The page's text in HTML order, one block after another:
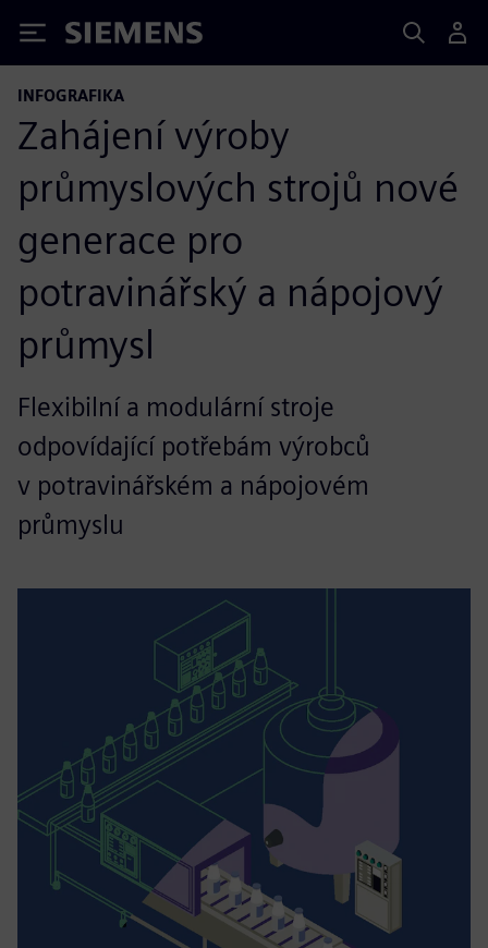
Siemens
INFOGRAFIKA
Zahájení výroby
průmyslových strojů nové
generace pro
potravinářský a nápojový
průmysl
Flexibilní a modulární stroje
odpovídající potřebám výrobců
v potravinářském a nápojovém
průmyslu